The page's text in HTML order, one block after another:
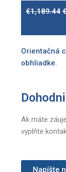
€1,189.44 €
Orientačná
obhliadke.
Ak máte
vyplňte
Napíšte